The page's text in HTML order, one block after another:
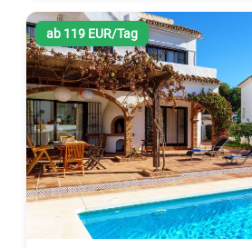
ab 119 EUR/Tag